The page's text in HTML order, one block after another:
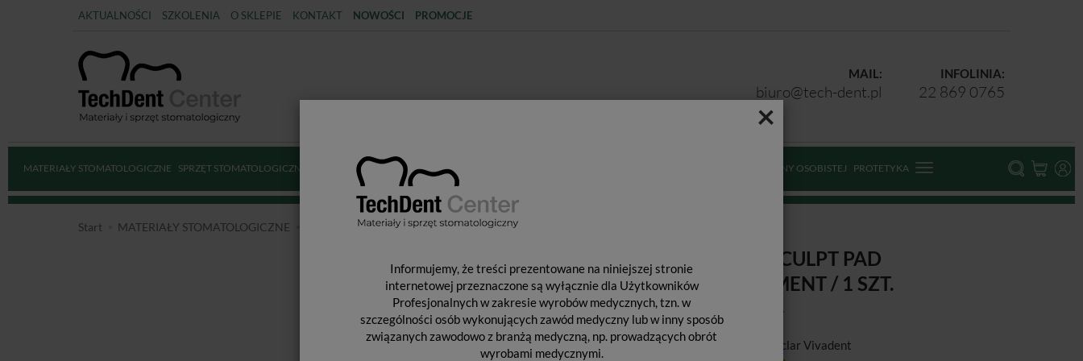
×
Informujemy, że treści prezentowane na niniejszej stronie
internetowej przeznaczone są wyłącznie dla Użytkowników
Profesjonalnych w zakresie wyrobów medycznych, tzn. w
szczególności osób wykonujących zawód medyczny lub w inny sposób
związanych zawodowo z branżą medyczną, np. prowadzących obrót
wyrobami medycznymi.
AKTUALNOŚCI SZKOLENIA O SKLEPIE KONTAKT NOWOŚCI PROMOCJE
INFOLINIA:
22 869 0765
MAIL:
biuro@tech-dent.pl
MATERIAŁY STOMATOLOGICZNE SPRZĘT STOMATOLOGICZNY DEZYNFEKCJA STERYLIZACJA ŚRODKI OCHRONY OSOBISTEJ PROTETYKA
Start MATERIAŁY STOMATOLOGICZNE MATERIAŁY POMOCNICZE OptraSculpt Pad Instrument / 1 szt.
OPTRASCULPT PAD
INSTRUMENT / 1 SZT.
Producent:
Ivoclar Vivadent